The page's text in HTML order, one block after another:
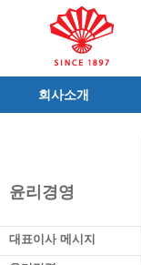
회사소개
사가
연구소/공장
가족친화우수기업
윤리경영
대표이사 메시지